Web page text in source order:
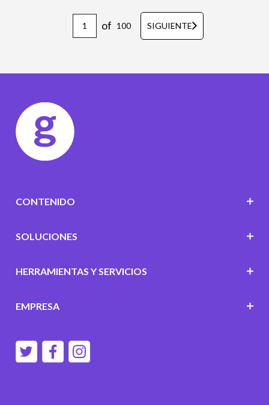
of 100 SIGUIENTE
CONTENIDO
SOLUCIONES
HERRAMIENTAS Y SERVICIOS
EMPRESA